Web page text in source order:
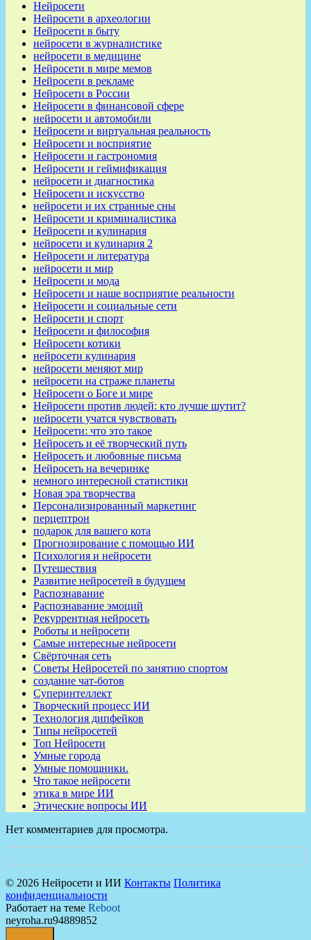
Нейросети
Нейросети в археологии
Нейросети в быту
нейросети в журналистике
нейросети в медицине
Нейросети в мире мемов
Нейросети в рекламе
Нейросети в России
Нейросети в финансовой сфере
нейросети и автомобили
Нейросети и виртуальная реальность
Нейросети и восприятие
Нейросети и гастрономия
Нейросети и геймификация
нейросети и диагностика
Нейросети и искусство
нейросети и их странные сны
Нейросети и криминалистика
Нейросети и кулинария
нейросети и кулинария 2
Нейросети и литература
нейросети и мир
Нейросети и мода
Нейросети и наше восприятие реальности
Нейросети и социальные сети
Нейросети и спорт
Нейросети и философия
Нейросети котики
нейросети кулинария
нейросети меняют мир
нейросети на страже планеты
Нейросети о Боге и мире
Нейросети против людей: кто лучше шутит?
нейросети учатся чувствовать
Нейросети: что это такое
Нейросеть и её творческий путь
Нейросеть и любовные письма
Нейросеть на вечеринке
немного интересной статистики
Новая эра творчества
Персонализированный маркетинг
перцептрон
подарок для вашего кота
Прогнозирование с помощью ИИ
Психология и нейросети
Путешествия
Развитие нейросетей в будущем
Распознавание
Распознавание эмоций
Рекуррентная нейросеть
Роботы и нейросети
Самые интересные нейросети
Свёрточная сеть
Советы Нейросетей по занятию спортом
создание чат-ботов
Суперинтеллект
Творческий процесс ИИ
Технология дипфейков
Типы нейросетей
Топ Нейросети
Умные города
Умные помощники.
Что такое нейросети
этика в мире ИИ
Этические вопросы ИИ
Нет комментариев для просмотра.
© 2026 Нейросети и ИИ Контакты Политика
конфиденциальности
Работает на теме Reboot
neyroha.ru94889852